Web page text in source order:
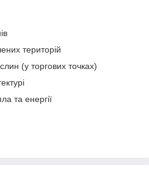
територій
(у торгових точках)
та енергії